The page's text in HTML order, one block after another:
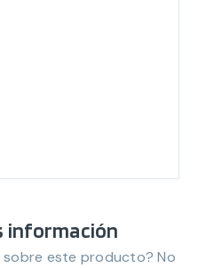
información
sobre este producto? No